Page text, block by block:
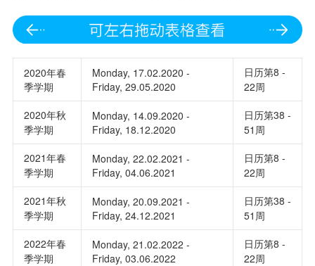
2020年春
季学期
Monday, 17.02.2020 -
Friday, 29.05.2020
日历第8 -
22周
2020年秋
季学期
Monday, 14.09.2020 -
Friday, 18.12.2020
日历第38 -
51周
2021年春
季学期
Monday, 22.02.2021 -
Friday, 04.06.2021
日历第8 -
22周
2021年秋
季学期
Monday, 20.09.2021 -
Friday, 24.12.2021
日历第38 -
51周
2022年春
季学期
Monday, 21.02.2022 -
Friday, 03.06.2022
日历第8 -
22周